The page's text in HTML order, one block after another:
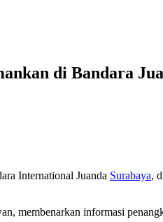
di Bandara
International Juanda Surabaya,
informasi